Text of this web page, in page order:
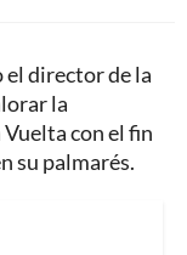
el director de la
la
con el fin
su palmarés.